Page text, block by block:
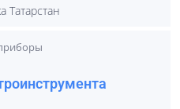
Татарстан